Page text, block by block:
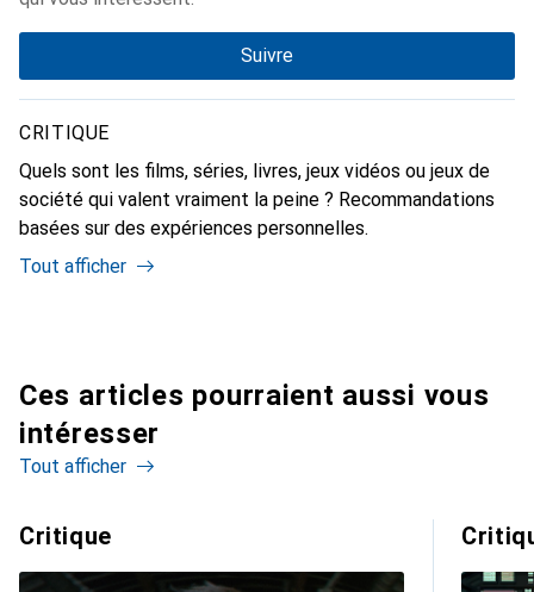
Suivre
CRITIQUE
Quels sont les films, séries, livres, jeux vidéos ou jeux de
société qui valent vraiment la peine ? Recommandations
basées sur des expériences personnelles.
Tout afficher
Ces articles pourraient aussi vous
intéresser
Tout afficher
Critique